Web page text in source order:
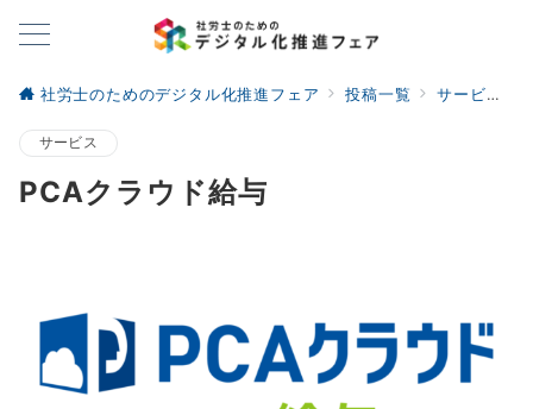
社労士のためのデジタル化推進フェア 投稿一覧 サービス
サービス
PCAクラウド給与